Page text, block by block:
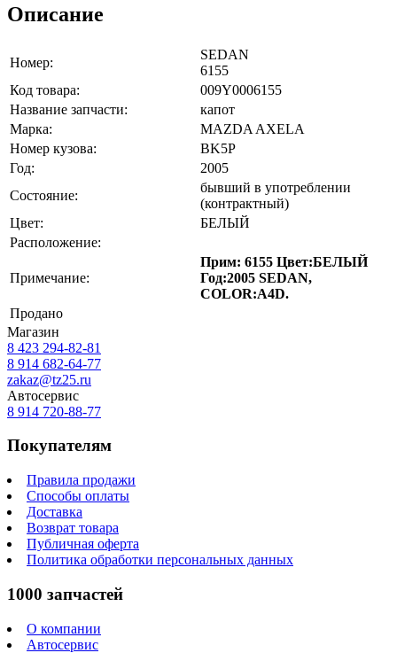
Описание
Номер:
SEDAN
6155
Код товара:
009Y0006155
Название запчасти:
капот
Марка:
MAZDA AXELA
Номер кузова:
BK5P
Год:
2005
Состояние:
бывший в употреблении
(контрактный)
Цвет:
БЕЛЫЙ
Расположение:
Примечание:
Прим: 6155 Цвет:БЕЛЫЙ
Год:2005 SEDAN,
COLOR:A4D.
Продано
Магазин
8 423 294-82-81
8 914 682-64-77
zakaz@tz25.ru
Автосервис
8 914 720-88-77
Покупателям
Правила продажи
Способы оплаты
Доставка
Возврат товара
Публичная оферта
Политика обработки персональных данных
1000 запчастей
О компании
Автосервис